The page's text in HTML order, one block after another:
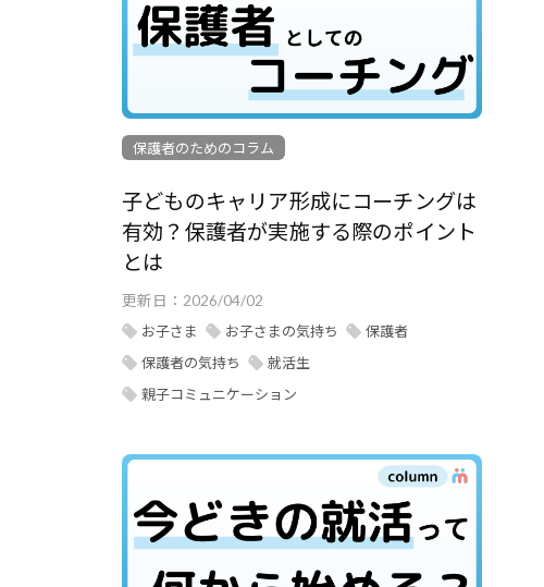
保護者のためのコラム
子どものキャリア形成にコーチングは
有効？保護者が実施する際のポイント
とは
更新日： 2026/04/02
お子さま
お子さまの気持ち
保護者
保護者の気持ち
就活生
親子コミュニケーション